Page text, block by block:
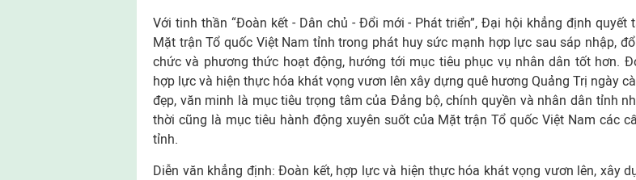
Với tinh thần “Đoàn kết - Dân chủ - Đổi mới - Phát triển”, Đại hội khẳng định quyết
Mặt trận Tổ quốc Việt Nam tỉnh trong phát huy sức mạnh hợp lực sau sáp nhập,
chức và phương thức hoạt động, hướng tới mục tiêu phục vụ nhân dân tốt hơn.
hợp lực và hiện thực hóa khát vọng vươn lên xây dựng quê hương Quảng Trị ngày
đẹp, văn minh là mục tiêu trọng tâm của Đảng bộ, chính quyền và nhân dân tỉnh
thời cũng là mục tiêu hành động xuyên suốt của Mặt trận Tổ quốc Việt Nam các
tỉnh.
Diễn văn khẳng định: Đoàn kết, hợp lực và hiện thực hóa khát vọng vươn lên, xây